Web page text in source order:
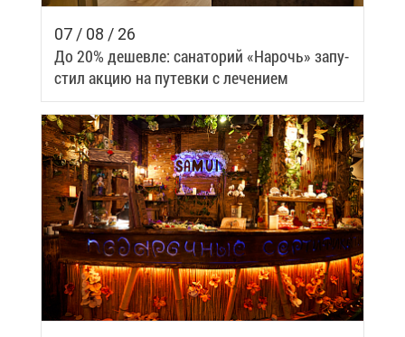
07 / 08 / 26
До 20% де­шев­ле: са­на­то­рий «На­рочь» за­пу­
стил ак­цию на пу­тев­ки с ле­че­ни­ем